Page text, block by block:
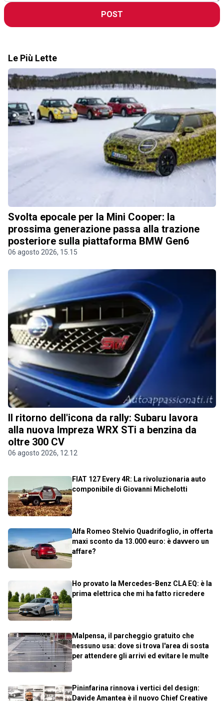
POST
Le Più Lette
Svolta epocale per la Mini Cooper: la
prossima generazione passa alla trazione
posteriore sulla piattaforma BMW Gen6
06 agosto 2026, 15.15
Il ritorno dell'icona da rally: Subaru lavora
alla nuova Impreza WRX STi a benzina da
oltre 300 CV
06 agosto 2026, 12.12
FIAT 127 Every 4R: La rivoluzionaria auto
componibile di Giovanni Michelotti
Alfa Romeo Stelvio Quadrifoglio, in offerta
maxi sconto da 13.000 euro: è davvero un
affare?
Ho provato la Mercedes-Benz CLA EQ: è la
prima elettrica che mi ha fatto ricredere
Malpensa, il parcheggio gratuito che
nessuno usa: dove si trova l'area di sosta
per attendere gli arrivi ed evitare le multe
Pininfarina rinnova i vertici del design:
Davide Amantea è il nuovo Chief Creative